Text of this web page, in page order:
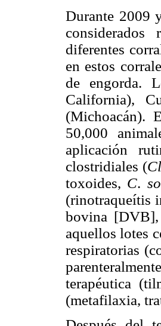
Durante 2009
considerados
diferentes
en estos
de engorda.
California),
(Michoacán).
50,000
aplicación
clostridiales (
toxoides, C.
(rinotraqueítis
bovina
aquellos lotes
respiratorias
terapéutica
(metafilaxia,